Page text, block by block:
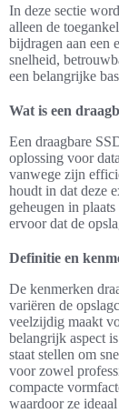
In deze sectie
alleen de
bijdragen aan een
snelheid,
een belangrijke
Wat is een
Een draagbare
oplossing voor
vanwege zijn
houdt in dat deze
geheugen in
ervoor dat de
Definitie en
De kenmerken
variëren de
veelzijdig maakt
belangrijk aspect
staat stellen om
voor zowel
compacte
waardoor ze